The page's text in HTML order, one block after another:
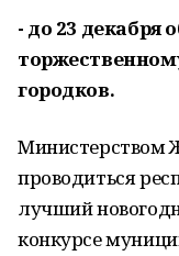
- до 23 декабря
городков.
Министерством
проводиться
лучший
конкурсе